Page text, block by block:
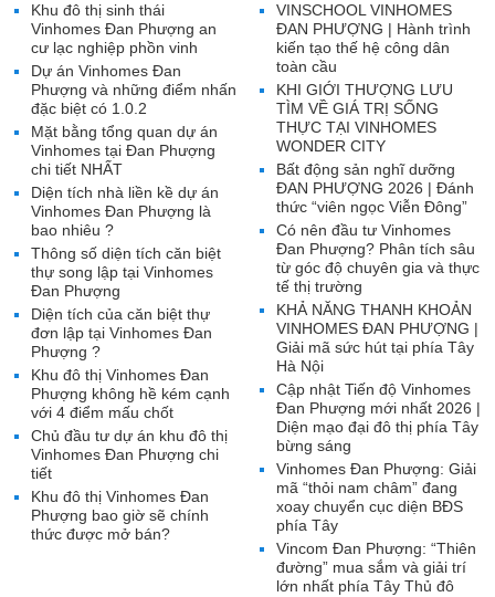
VINSCHOOL VINHOMES
ĐAN PHƯỢNG | Hành trình
kiến tạo thế hệ công dân
toàn cầu
KHI GIỚI THƯỢNG LƯU
TÌM VỀ GIÁ TRỊ SỐNG
THỰC TẠI VINHOMES
WONDER CITY
Bất động sản nghĩ dưỡng
ĐAN PHƯỢNG 2026 | Đánh
thức “viên ngọc Viễn Đông”
Có nên đầu tư Vinhomes
Đan Phượng? Phân tích sâu
từ góc độ chuyên gia và thực
tế thị trường
KHẢ NĂNG THANH KHOẢN
VINHOMES ĐAN PHƯỢNG |
Giải mã sức hút tại phía Tây
Hà Nội
Cập nhật Tiến độ Vinhomes
Đan Phượng mới nhất 2026 |
Diện mạo đại đô thị phía Tây
bừng sáng
Vinhomes Đan Phượng: Giải
mã “thỏi nam châm” đang
xoay chuyển cục diện BĐS
phía Tây
Vincom Đan Phượng: “Thiên
đường” mua sắm và giải trí
lớn nhất phía Tây Thủ đô
Khu đô thị sinh thái
Vinhomes Đan Phượng an
cư lạc nghiệp phồn vinh
Dự án Vinhomes Đan
Phượng và những điểm nhấn
đặc biệt có 1.0.2
Mặt bằng tổng quan dự án
Vinhomes tại Đan Phượng
chi tiết NHẤT
Diện tích nhà liền kề dự án
Vinhomes Đan Phượng là
bao nhiêu ?
Thông số diện tích căn biệt
thự song lập tại Vinhomes
Đan Phượng
Diện tích của căn biệt thự
đơn lập tại Vinhomes Đan
Phượng ?
Khu đô thị Vinhomes Đan
Phượng không hề kém cạnh
với 4 điểm mấu chốt
Chủ đầu tư dự án khu đô thị
Vinhomes Đan Phượng chi
tiết
Khu đô thị Vinhomes Đan
Phượng bao giờ sẽ chính
thức được mở bán?